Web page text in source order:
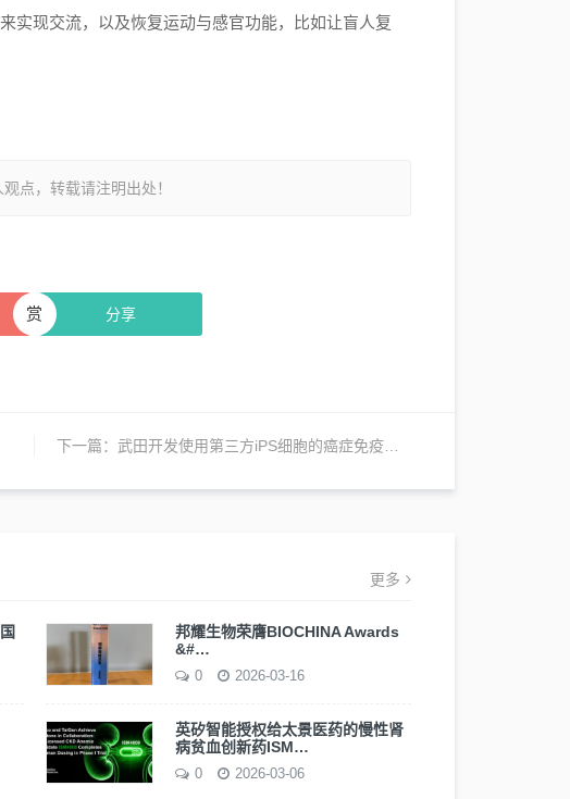
实现交流，以及恢复运动与感官功能，比如让盲人复
点，转载请注明出处！
分享
赏
下一篇： 武田开发使用第三方iPS细胞的癌症免疫疗法
更多
邦耀生物荣膺BIOCHINA Awards
&#…
0 2026-03-16
英矽智能授权给太景医药的慢性肾
病贫血创新药ISM…
0 2026-03-06